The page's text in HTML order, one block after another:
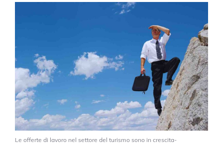
Le offerte di lavoro nel settore del turismo sono in crescita-